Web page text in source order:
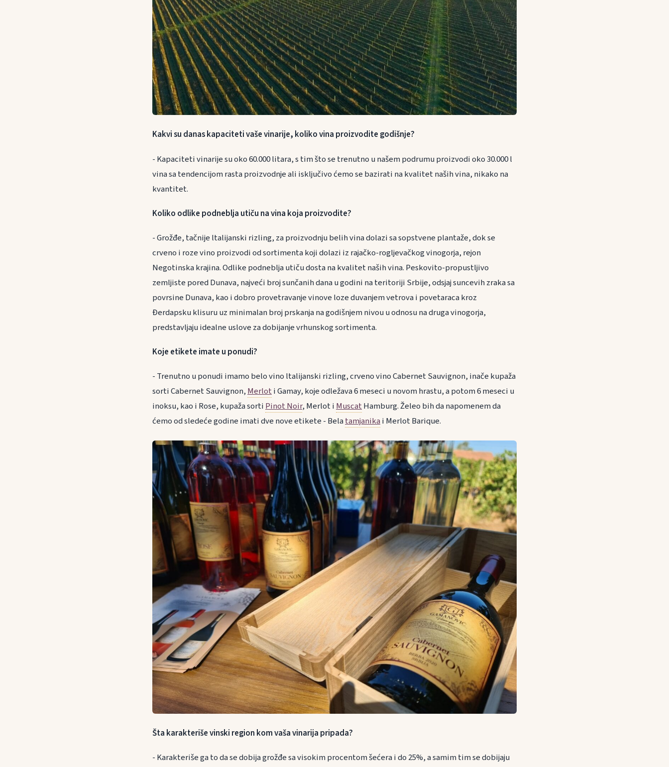
Kakvi su danas kapaciteti vaše vinarije, koliko vina proizvodite godišnje?
- Kapaciteti vinarije su oko 60.000 litara, s tim što se trenutno u našem podrumu proizvodi oko 30.000 l
vina sa tendencijom rasta proizvodnje ali isključivo ćemo se bazirati na kvalitet naših vina, nikako na
kvantitet.
Koliko odlike podneblja utiču na vina koja proizvodite?
- Grožđe, tačnije ltalijanski rizling, za proizvodnju belih vina dolazi sa sopstvene plantaže, dok se
crveno i roze vino proizvodi od sortimenta koji dolazi iz rajačko-rogljevačkog vinogorja, rejon
Negotinska krajina. Odlike podneblja utiču dosta na kvalitet naših vina. Peskovito-propustljivo
zemljiste pored Dunava, najveći broj sunčanih dana u godini na teritoriji Srbije, odsjaj suncevih zraka sa
povrsine Dunava, kao i dobro provetravanje vinove loze duvanjem vetrova i povetaraca kroz
Đerdapsku klisuru uz minimalan broj prskanja na godišnjem nivou u odnosu na druga vinogorja,
predstavljaju idealne uslove za dobijanje vrhunskog sortimenta.
Koje etikete imate u ponudi?
- Trenutno u ponudi imamo belo vino ltalijanski rizling, crveno vino Cabernet Sauvignon, inače kupaža
sorti Cabernet Sauvignon,Merloti Gamay, koje odležava 6 meseci u novom hrastu, a potom 6 meseci u
inoksu, kao i Rose, kupaža sortiPinot Noir, Merlot iMuscatHamburg. Želeo bih da napomenem da
ćemo od sledeće godine imati dve nove etikete - Belatamjanikai Merlot Barique.
Šta karakteriše vinski region kom vaša vinarija pripada?
- Karakteriše ga to da se dobija grožđe sa visokim procentom šećera i do 25%, a samim tim se dobijaju